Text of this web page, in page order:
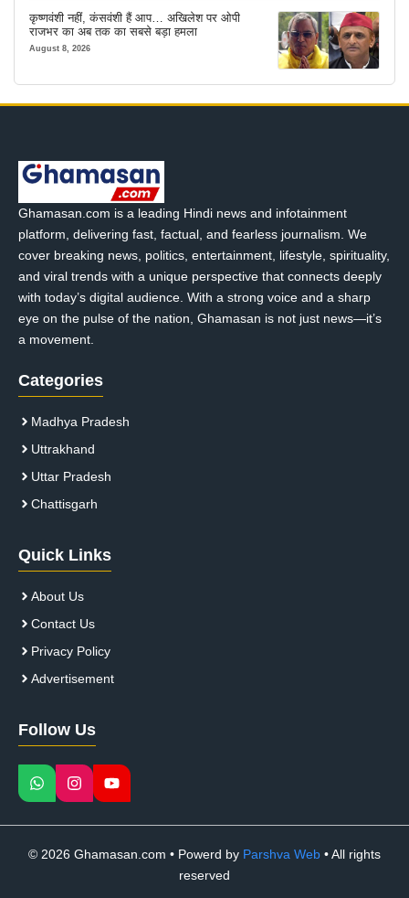
कृष्णवंशी नहीं, कंसवंशी हैं आप… अखिलेश पर ओपी
राजभर का अब तक का सबसे बड़ा हमला
August 8, 2026
Ghamasan.com is a leading Hindi news and infotainment
platform, delivering fast, factual, and fearless journalism. We
cover breaking news, politics, entertainment, lifestyle, spirituality,
and viral trends with a unique perspective that connects deeply
with today’s digital audience. With a strong voice and a sharp
eye on the pulse of the nation, Ghamasan is not just news—it’s
a movement.
Categories
Madhya Pradesh
Uttrakhand
Uttar Pradesh
Chattisgarh
Quick Links
About Us
Contact Us
Privacy Policy
Advertisement
Follow Us
© 2026 Ghamasan.com • Powerd by Parshva Web • All rights
reserved